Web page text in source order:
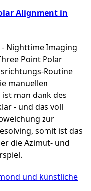
Alignment in
- Nighttime Imaging
Point Polar
Routine
manuellen
man dank des
- und das voll
zur
somit ist das
die Azimut- und